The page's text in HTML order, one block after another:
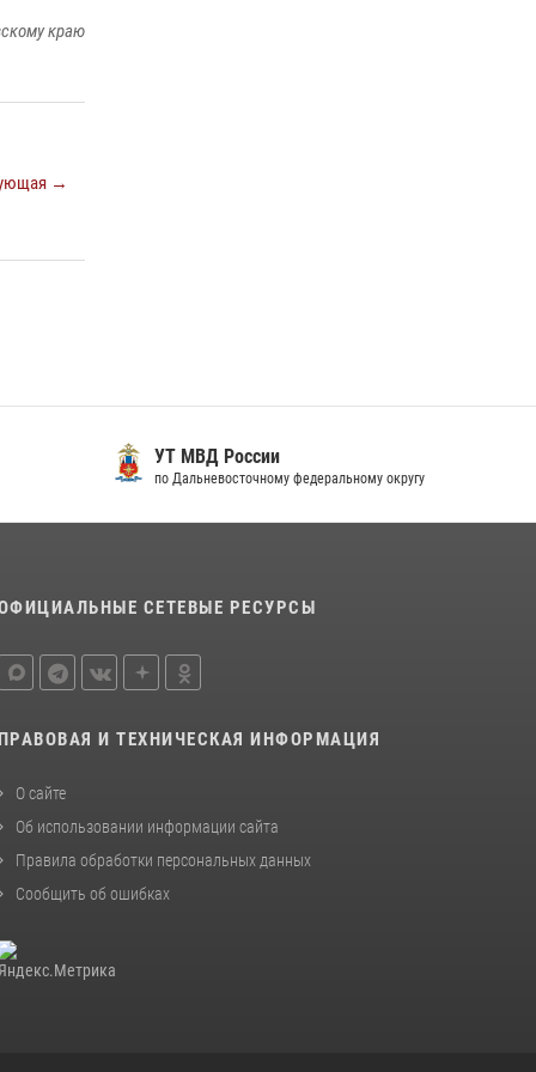
краю
→
УТ МВД России
по Дальневосточному федеральному округу
СЕТЕВЫЕ РЕСУРСЫ
ПРАВОВАЯ И ТЕХНИЧЕСКАЯ ИНФОРМАЦИЯ
О сайте
Об использовании информации сайта
Правила обработки персональных данных
Сообщить об ошибках